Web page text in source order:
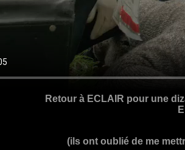
Retour à ECLAIR pour une
(ils ont oublié de me